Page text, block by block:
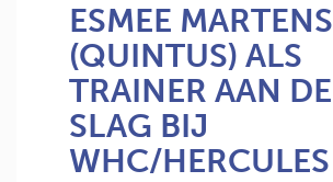
ESMEE MARTENS
(QUINTUS) ALS
TRAINER AAN DE
SLAG BIJ
WHC/HERCULES